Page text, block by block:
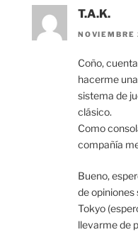
T.A.K.
Coño,
hacerme
sistema de
clásico.
Como
compañía
Bueno,
de opiniones
Tokyo
llevarme de